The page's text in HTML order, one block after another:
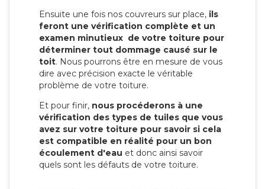
Ensuite une fois nos couvreurs sur place, ils
feront une vérification complète et un
examen minutieux de votre toiture pour
déterminer tout dommage causé sur le
toit. Nous pourrons être en mesure de vous
dire avec précision exacte le véritable
problème de votre toiture.
Et pour finir, nous procéderons à une
vérification des types de tuiles que vous
avez sur votre toiture pour savoir si cela
est compatible en réalité pour un bon
écoulement d'eau et donc ainsi savoir
quels sont les défauts de votre toiture.